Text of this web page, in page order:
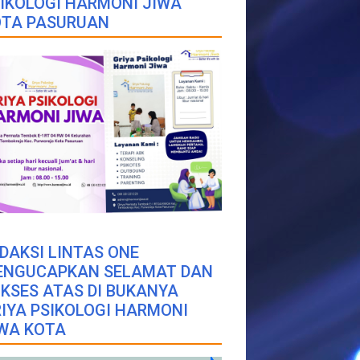
PASURUAN
LINTAS ONE
SELAMAT DAN
ATAS DI BUKANYA
PSIKOLOGI HARMONI
KOTA